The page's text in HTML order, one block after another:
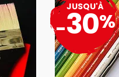
JUSQU'À
-30%